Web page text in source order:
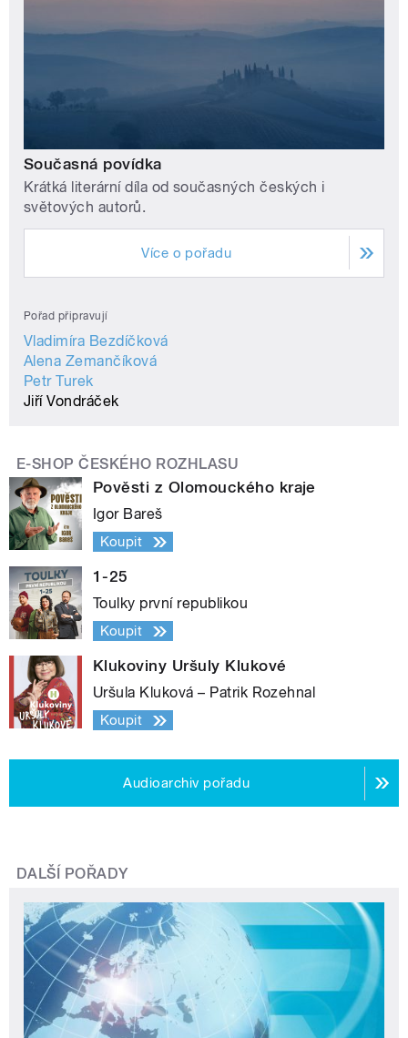
Současná povídka
Krátká literární díla od současných českých i
světových autorů.
Více o pořadu
Pořad připravují
Vladimíra Bezdíčková
Alena Zemančíková
Petr Turek
Jiří Vondráček
E-SHOP ČESKÉHO ROZHLASU
Pověsti z Olomouckého kraje
Igor Bareš
Koupit
1-25
Toulky první republikou
Koupit
Klukoviny Uršuly Klukové
Uršula Kluková – Patrik Rozehnal
Koupit
Audioarchiv pořadu
DALŠÍ POŘADY